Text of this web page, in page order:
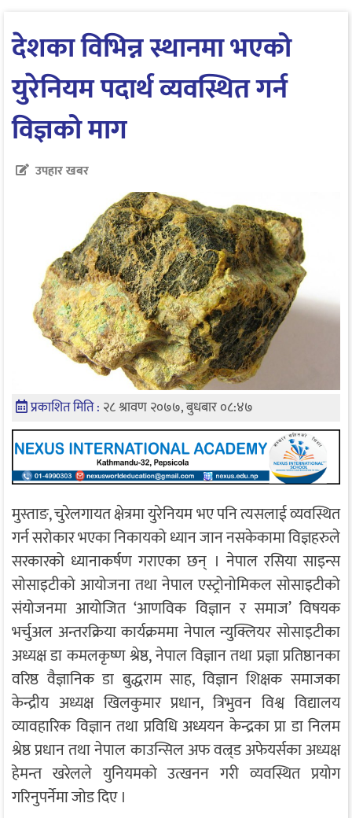
देशका विभिन्न स्थानमा भएको
युरेनियम पदार्थ व्यवस्थित गर्न
विज्ञको माग
उपहार खबर
प्रकाशित मिति : २८ श्रावण २०७७, बुधबार ०८:४७
मुस्ताङ, चुरेलगायत क्षेत्रमा युरेनियम भए पनि त्यसलाई व्यवस्थित
गर्न सरोकार भएका निकायको ध्यान जान नसकेकामा विज्ञहरुले
सरकारको ध्यानाकर्षण गराएका छन् । नेपाल रसिया साइन्स
सोसाइटीको आयोजना तथा नेपाल एस्ट्रोनोमिकल सोसाइटीको
संयोजनमा आयोजित ‘आणविक विज्ञान र समाज’ विषयक
भर्चुअल अन्तरक्रिया कार्यक्रममा नेपाल न्युक्लियर सोसाइटीका
अध्यक्ष डा कमलकृष्ण श्रेष्ठ, नेपाल विज्ञान तथा प्रज्ञा प्रतिष्ठानका
वरिष्ठ वैज्ञानिक डा बुद्धराम साह, विज्ञान शिक्षक समाजका
केन्द्रीय अध्यक्ष खिलकुमार प्रधान, त्रिभुवन विश्व विद्यालय
व्यावहारिक विज्ञान तथा प्रविधि अध्ययन केन्द्रका प्रा डा निलम
श्रेष्ठ प्रधान तथा नेपाल काउन्सिल अफ वल्र्ड अफेयर्सका अध्यक्ष
हेमन्त खरेलले युनियमको उत्खनन गरी व्यवस्थित प्रयोग
गरिनुपर्नेमा जोड दिए ।